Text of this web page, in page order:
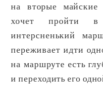
на вторые майские
хочет пройти в
интерсненький
переживает идти
на маршруте есть
и переходить его